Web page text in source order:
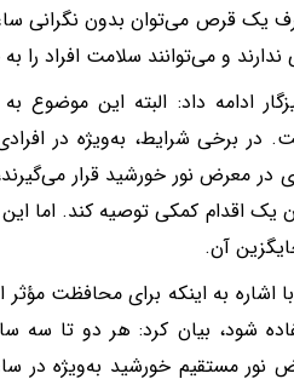
یک قرص می‌توان بدون نگرانی
ندارند و می‌توانند سلامت افراد را
ادامه داد: البته این
در برخی شرایط، به‌ویژه در
در معرض نور خورشید قرار
یک اقدام کمکی توصیه کند. اما
آن.
شود، بیان کرد: هر دو تا سه
نور مستقیم خورشید به‌ویژه در